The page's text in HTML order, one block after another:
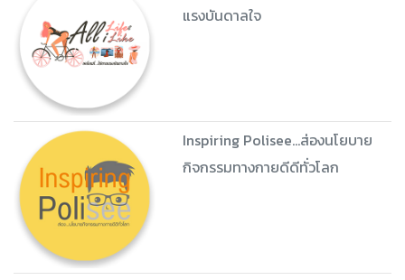
แรงบันดาลใจ
Inspiring Polisee...ส่องนโยบาย
กิจกรรมทางกายดีดีทั่วโลก